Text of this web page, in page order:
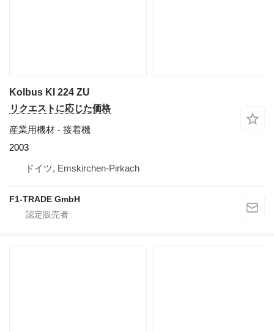
Kolbus KI 224 ZU
リクエストに応じた価格
産業用機材 - 接着機
2003
ドイツ, Emskirchen-Pirkach
F1-TRADE GmbH